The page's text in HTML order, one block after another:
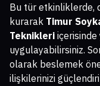
Bu tür etkinliklerde,
kurarak Timur
Teknikleri
uygulayabilirsiniz.
olarak beslemek
ilişkilerinizi